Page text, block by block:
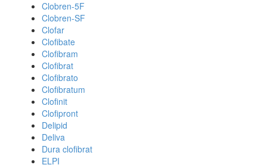
Clobren-5F
Clobren-SF
Clofar
Clofibate
Clofibram
Clofibrat
Clofibrato
Clofibratum
Clofinit
Clofipront
Delipid
Deliva
Dura clofibrat
ELPI